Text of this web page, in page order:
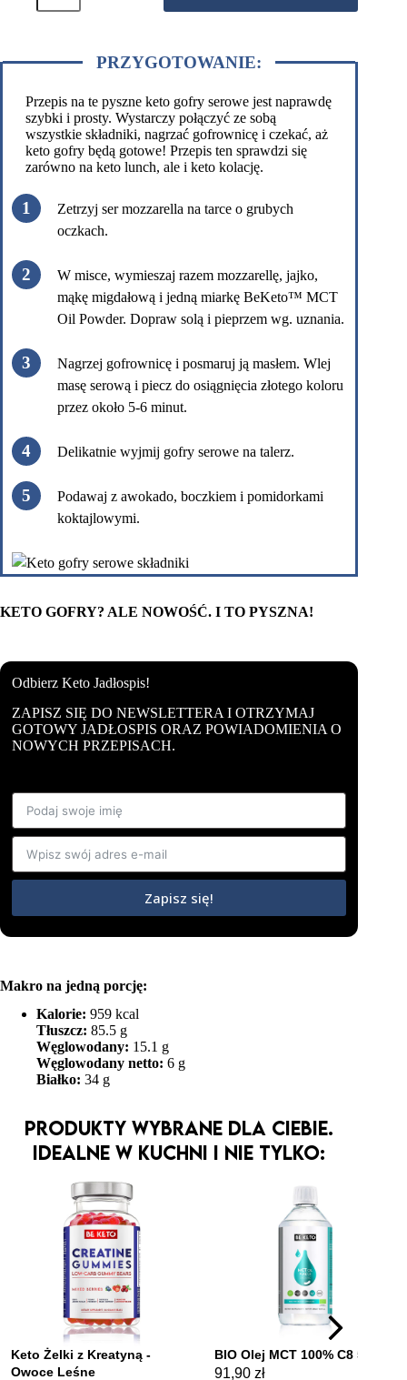
MCT
-
PRZYGOTOWANIE:
Przepis na te pyszne keto gofry serowe jest naprawdę
szybki i prosty. Wystarczy połączyć ze sobą
wszystkie składniki, nagrzać gofrownicę i czekać, aż
keto gofry będą gotowe! Przepis ten sprawdzi się
zarówno na keto lunch, ale i keto kolację.
Zetrzyj ser mozzarella na tarce o grubych
oczkach.
W misce, wymieszaj razem mozzarellę, jajko,
mąkę migdałową i jedną miarkę BeKeto™ MCT
Oil Powder. Dopraw solą i pieprzem wg. uznania.
Nagrzej gofrownicę i posmaruj ją masłem. Wlej
masę serową i piecz do osiągnięcia złotego koloru
przez około 5-6 minut.
Delikatnie wyjmij gofry serowe na talerz.
Podawaj z awokado, boczkiem i pomidorkami
koktajlowymi.
KETO GOFRY? ALE NOWOŚĆ. I TO PYSZNA!
Odbierz Keto Jadłospis!
ZAPISZ SIĘ DO NEWSLETTERA I OTRZYMAJ
GOTOWY JADŁOSPIS ORAZ POWIADOMIENIA O
NOWYCH PRZEPISACH.
Zapisz się!
Makro na jedną porcję:
Kalorie: 959 kcal
Tłuszcz: 85.5 g
Węglowodany: 15.1 g
Węglowodany netto: 6 g
Białko: 34 g
Produkty wybrane dla Ciebie.
Idealne w kuchni i nie tylko: